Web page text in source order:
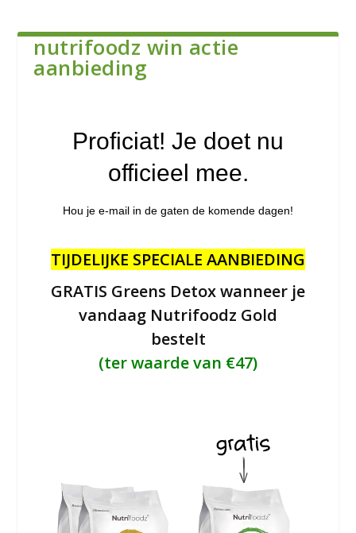
nutrifoodz win actie
aanbieding
Proficiat! Je doet nu
officieel mee.
Hou je e-mail in de gaten de komende dagen!
TIJDELIJKE SPECIALE AANBIEDING
GRATIS Greens Detox wanneer je
vandaag Nutrifoodz Gold
bestelt
(ter waarde van €47)